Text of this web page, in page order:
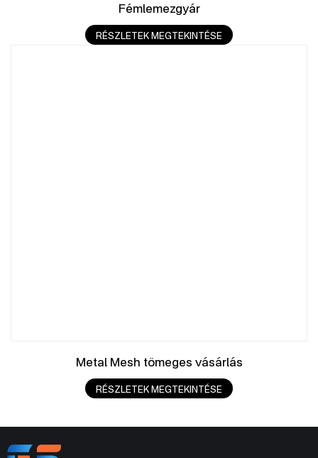
Fémlemezgyár
RÉSZLETEK MEGTEKINTÉSE
Metal Mesh tömeges vásárlás
RÉSZLETEK MEGTEKINTÉSE